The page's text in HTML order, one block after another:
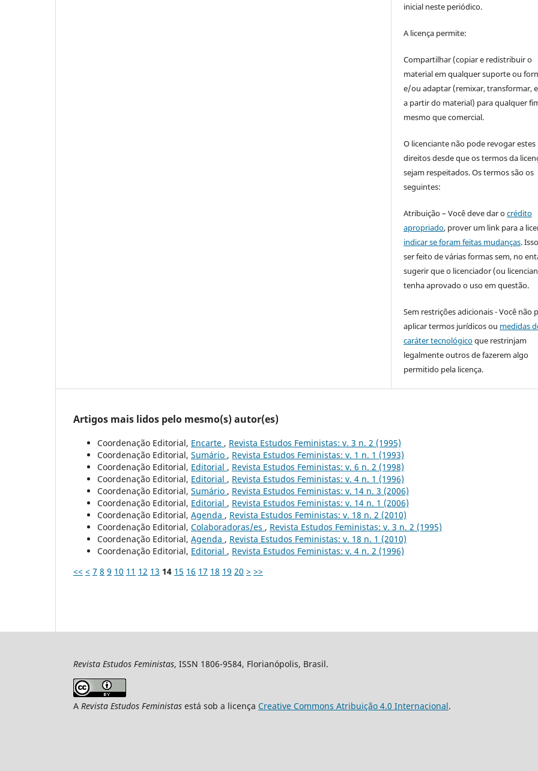
inicial neste periódico.
A licença permite:
Compartilhar (copiar e redistribuir o
material em qualquer suporte ou
e/ou adaptar (remixar, transformar,
a partir do material) para qualquer
mesmo que comercial.
O licenciante não pode revogar estes
direitos desde que os termos da
sejam respeitados. Os termos são os
seguintes:
Atribuição – Você deve dar ocrédito
apropriado, prover um link para a
indicar se foram feitas mudanças.
ser feito de várias formas sem, no
sugerir que o licenciador (ou
tenha aprovado o uso em questão.
Sem restrições adicionais - Você não
aplicar termos jurídicos ou medidas
caráter tecnológicoque restrinjam
legalmente outros de fazerem algo
permitido pela licença.
Artigos mais lidos pelo mesmo(s) autor(es)
Coordenação Editorial, Encarte , Revista Estudos Feministas: v. 3 n. 2 (1995)
Coordenação Editorial, Sumário , Revista Estudos Feministas: v. 1 n. 1 (1993)
Coordenação Editorial, Editorial , Revista Estudos Feministas: v. 6 n. 2 (1998)
Coordenação Editorial, Editorial , Revista Estudos Feministas: v. 4 n. 1 (1996)
Coordenação Editorial, Sumário , Revista Estudos Feministas: v. 14 n. 3 (2006)
Coordenação Editorial, Editorial , Revista Estudos Feministas: v. 14 n. 1 (2006)
Coordenação Editorial, Agenda , Revista Estudos Feministas: v. 18 n. 2 (2010)
Coordenação Editorial, Colaboradoras/es , Revista Estudos Feministas: v. 3 n. 2 (1995)
Coordenação Editorial, Agenda , Revista Estudos Feministas: v. 18 n. 1 (2010)
Coordenação Editorial, Editorial , Revista Estudos Feministas: v. 4 n. 2 (1996)
<< < 7 8 9 10 11 12 13 14 15 16 17 18 19 20 > >>
Revista Estudos Feministas, ISSN 1806-9584, Florianópolis, Brasil.
A Revista Estudos Feministas está sob a licença Creative Commons Atribuição 4.0 Internacional.